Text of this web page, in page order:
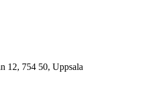
12, 754 50, Uppsala